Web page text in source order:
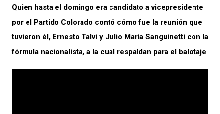
Quien hasta el domingo era candidato a vicepresidente
por el Partido Colorado contó cómo fue la reunión que
tuvieron él, Ernesto Talvi y Julio María Sanguinetti con la
fórmula nacionalista, a la cual respaldan para el balotaje